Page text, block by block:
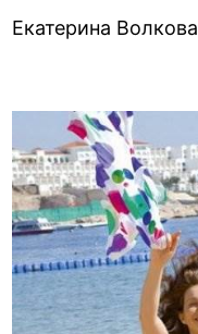
Екатерина Волкова